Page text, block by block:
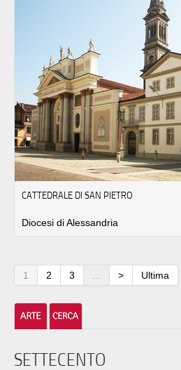
CATTEDRALE DI SAN PIETRO
Diocesi di Alessandria
1 2 3 ... > Ultima
SETTECENTO